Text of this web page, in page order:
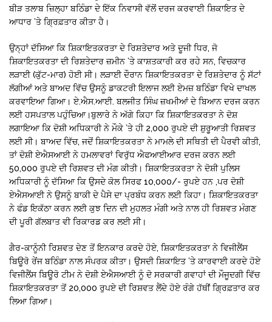
ਬੀੜ ਤਲਾਬ ਜ਼ਿਲ੍ਹਾ ਬਠਿੰਡਾ ਦੇ ਇੱਕ ਨਿਵਾਸੀ ਵੱਲੋਂ ਦਰਜ ਕਰਵਾਈ ਸ਼ਿਕਾਇਤ ਦੇ
ਆਧਾਰ ’ਤੇ ਗ੍ਰਿਫ਼ਤਾਰ ਕੀਤਾ ਹੈ।
ਉਨ੍ਹਾਂ ਦੱਸਿਆ ਕਿ ਸ਼ਿਕਾਇਤਕਰਤਾ ਦੇ ਰਿਸ਼ਤੇਦਾਰ ਅਤੇ ਦੂਜੀ ਧਿਰ, ਜੋ
ਸ਼ਿਕਾਇਤਕਰਤਾ ਦੀ ਰਿਸ਼ਤੇਦਾਰ ਜ਼ਮੀਨ ’ਤੇ ਕਾਸ਼ਤਕਾਰੀ ਕਰ ਰਹੇ ਸਨ, ਵਿਚਕਾਰ
ਲੜਾਈ (ਕੁੱਟ-ਮਾਰ) ਹੋਈ ਸੀ। ਲੜਾਈ ਦੌਰਾਨ ਸ਼ਿਕਾਇਤਕਰਤਾ ਦੇ ਰਿਸ਼ਤੇਦਾਰ ਨੂੰ ਸੱਟਾਂ
ਲੱਗੀਆਂ ਅਤੇ ਬਾਅਦ ਵਿੱਚ ਉਸਨੂੰ ਡਾਕਟਰੀ ਇਲਾਜ ਲਈ ਏਮਜ਼ ਬਠਿੰਡਾ ਵਿਖੇ ਦਾਖਲ
ਕਰਵਾਇਆ ਗਿਆ। ਏ.ਐਸ.ਆਈ. ਬਲਜੀਤ ਸਿੰਘ ਜ਼ਖਮੀਆਂ ਦੇ ਬਿਆਨ ਦਰਜ ਕਰਨ
ਲਈ ਹਸਪਤਾਲ ਪਹੁੰਚਿਆ।ਬੁਲਾਰੇ ਨੇ ਅੱਗੇ ਕਿਹਾ ਕਿ ਸ਼ਿਕਾਇਤਕਰਤਾ ਨੇ ਦੋਸ਼
ਲਗਾਇਆ ਕਿ ਦੋਸ਼ੀ ਅਧਿਕਾਰੀ ਨੇ ਮੌਕੇ ’ਤੇ ਹੀ 2,000 ਰੁਪਏ ਦੀ ਸ਼ੁਰੂਆਤੀ ਰਿਸ਼ਵਤ
ਲਈ ਸੀ। ਬਾਅਦ ਵਿੱਚ, ਜਦੋਂ ਸ਼ਿਕਾਇਤਕਰਤਾ ਨੇ ਮਾਮਲੇ ਦੀ ਸਥਿਤੀ ਦੀ ਪੈਰਵੀ ਕੀਤੀ,
ਤਾਂ ਦੋਸ਼ੀ ਏਐਸਆਈ ਨੇ ਹਮਲਾਵਰਾਂ ਵਿਰੁੱਧ ਐਫਆਈਆਰ ਦਰਜ ਕਰਨ ਲਈ
50,000 ਰੁਪਏ ਦੀ ਰਿਸ਼ਵਤ ਦੀ ਮੰਗ ਕੀਤੀ। ਸ਼ਿਕਾਇਤਕਰਤਾ ਨੇ ਦੋਸ਼ੀ ਪੁਲਿਸ
ਅਧਿਕਾਰੀ ਨੂੰ ਦੱਸਿਆ ਕਿ ਉਸਦੇ ਕੋਲ ਸਿਰਫ 10,000/- ਰੁਪਏ ਹਨ ,ਪਰ ਦੋਸ਼ੀ
ਏਐਸਆਈ ਨੇ ਉਸਨੂੰ ਬਾਕੀ ਦੇ ਪੈਸੇ ਦਾ ਪ੍ਰਬੰਧ ਕਰਨ ਲਈ ਕਿਹਾ। ਸ਼ਿਕਾਇਤਕਰਤਾ
ਨੇ ਫੰਡ ਇਕੱਠਾ ਕਰਨ ਲਈ ਕੁਝ ਦਿਨ ਦੀ ਮੁਹਲਤ ਮੰਗੀ ਅਤੇ ਨਾਲ ਹੀ ਰਿਸ਼ਵਤ ਮੰਗਣ
ਦੀ ਪੂਰੀ ਗੱਲਬਾਤ ਵੀ ਰਿਕਾਰਡ ਕਰ ਲਈ ਸੀ।
ਗੈਰ-ਕਾਨੂੰਨੀ ਰਿਸ਼ਵਤ ਦੇਣ ਤੋਂ ਇਨਕਾਰ ਕਰਦੇ ਹੋਏ, ਸ਼ਿਕਾਇਤਕਰਤਾ ਨੇ ਵਿਜੀਲੈਂਸ
ਬਿਊਰੋ ਰੇਂਜ ਬਠਿੰਡਾ ਨਾਲ ਸੰਪਰਕ ਕੀਤਾ। ਉਸਦੀ ਸ਼ਿਕਾਇਤ ’ਤੇ ਕਾਰਵਾਈ ਕਰਦੇ ਹੋਏ
ਵਿਜੀਲੈਂਸ ਬਿਊਰੋ ਟੀਮ ਨੇ ਦੋਸ਼ੀ ਏਐਸਆਈ ਨੂੰ ਦੋ ਸਰਕਾਰੀ ਗਵਾਹਾਂ ਦੀ ਮੌਜੂਦਗੀ ਵਿੱਚ
ਸ਼ਿਕਾਇਤਕਰਤਾ ਤੋਂ 20,000 ਰੁਪਏ ਦੀ ਰਿਸ਼ਵਤ ਲੈਂਦੇ ਹੋਏ ਰੰਗੇ ਹੱਥੀਂ ਗ੍ਰਿਫ਼ਤਾਰ ਕਰ
ਲਿਆ ਗਿਆ।